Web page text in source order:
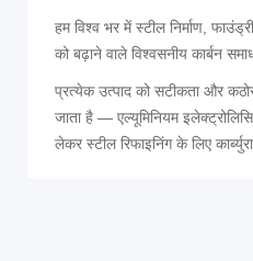
हम विश्व भर में स्टील निर्माण,
को बढ़ाने वाले विश्वसनीय कार्बन
प्रत्येक उत्पाद को सटीकता और
जाता है — एल्यूमिनियम
लेकर स्टील रिफाइनिंग के लिए